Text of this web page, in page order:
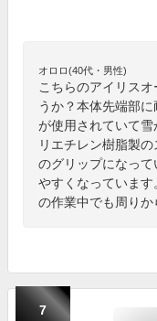
オロロ(40代・男性)
こちらのアイリス
うか？本体先端部
が使用されていて
リエチレン樹脂製
のグリップになっ
やすくなっていま
の作業中でも周りか
7